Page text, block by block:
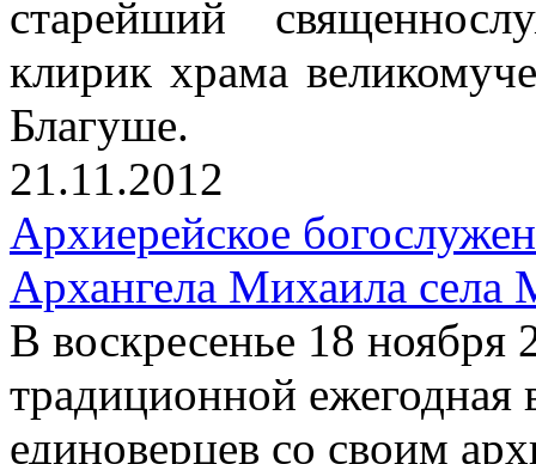
старейший
клирик храма
Благуше.
21.11.2012
Архиерейское
Архангела Михаила села
В воскресенье 18 ноября
традиционной ежегодная
единоверцев со своим